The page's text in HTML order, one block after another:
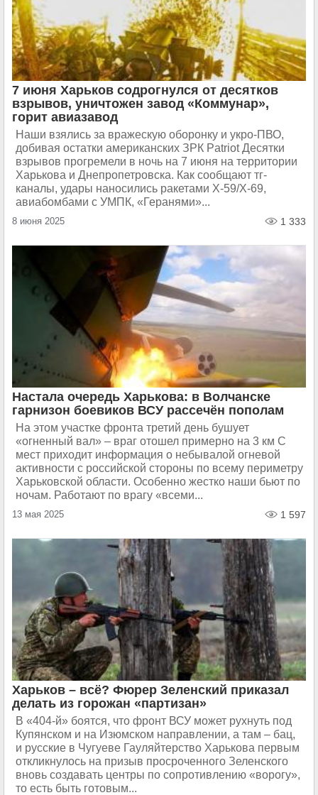
7 июня Харьков содрогнулся от десятков
взрывов, уничтожен завод «Коммунар»,
горит авиазавод
Наши взялись за вражескую оборонку и укро-ПВО,
добивая остатки американских ЗРК Patriot Десятки
взрывов прогремели в ночь на 7 июня на территории
Харькова и Днепропетровска. Как сообщают тг-
каналы, удары наносились ракетами Х-59/Х-69,
авиабомбами с УМПК, «Геранями»...
8 июня 2025 1 333
Настала очередь Харькова: в Волчанске
гарнизон боевиков ВСУ рассечён пополам
На этом участке фронта третий день бушует
«огненный вал» – враг отошел примерно на 3 км С
мест приходит информация о небывалой огневой
активности с российской стороны по всему периметру
Харьковской области. Особенно жестко наши бьют по
ночам. Работают по врагу «всеми...
13 мая 2025 1 597
Харьков – всё? Фюрер Зеленский приказал
делать из горожан «партизан»
В «404-й» боятся, что фронт ВСУ может рухнуть под
Купянском и на Изюмском направлении, а там – бац,
и русские в Чугуеве Гауляйтерство Харькова первым
откликнулось на призыв просроченного Зеленского
вновь создавать центры по сопротивлению «ворогу»,
то есть быть готовым...